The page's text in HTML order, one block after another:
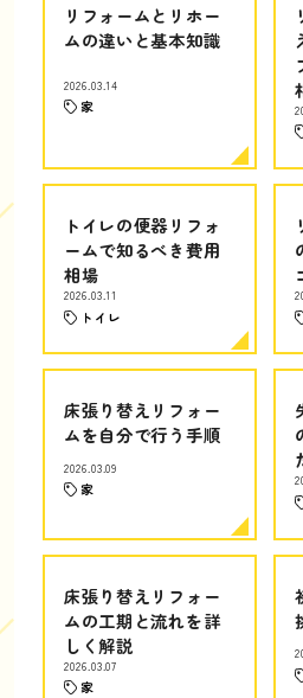
リフォームとリホー
ムの違いと基本知識
2026.03.14
家
トイレの便器リフォ
ームで知るべき費用
相場
2026.03.11
トイレ
床張り替えリフォー
ムを自分で行う手順
2026.03.09
家
床張り替えリフォー
ムの工期と流れを詳
しく解説
2026.03.07
家